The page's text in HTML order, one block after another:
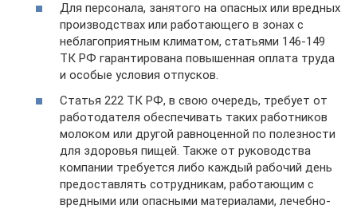
Для персонала, занятого на опасных или вредных
производствах или работающего в зонах с
неблагоприятным климатом, статьями 146-149
ТК РФ гарантирована повышенная оплата труда
и особые условия отпусков.
Статья 222 ТК РФ, в свою очередь, требует от
работодателя обеспечивать таких работников
молоком или другой равноценной по полезности
для здоровья пищей. Также от руководства
компании требуется либо каждый рабочий день
предоставлять сотрудникам, работающим с
вредными или опасными материалами, лечебно-